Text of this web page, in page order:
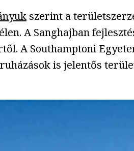
szerint a
A Sanghajban
A Southamptoni
is jelentős